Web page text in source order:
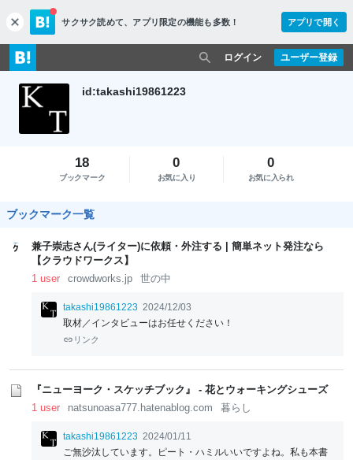
c
l
o
s
e
サクサク読めて、 アプリ限定の機能も多数！ アプリで開く
ユーザー登録
ログイン
id:takashi19861223
18
ブックマーク
0
お気に入り
0
お気に入られ
ブックマーク一覧
兼子崇志さん(ライター)に依頼・外注する | 簡単ネット発注なら
【クラウドワークス】
1 user
crowdworks.jp 世の中
takashi19861223 2024/12/03
取材／インタビューはお任せください！
リンク
『ニューヨーク・スケッチブック』 - 花とウォーキングシューズ
1 user
natsunoasa777.hatenablog.com 暮らし
takashi19861223 2024/01/11
ご無沙汰しています。ピート・ハミルいいですよね。私も本書